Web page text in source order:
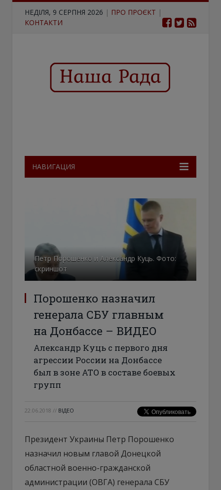
НЕДІЛЯ, 9 СЕРПНЯ 2026 | ПРО ПРОЄКТ |
КОНТАКТИ
НАВИГАЦИЯ
Петр Порошенко и Александр Куць. Фото:
скриншот
Порошенко назначил
генерала СБУ главным
на Донбассе – ВИДЕО
Александр Куць с первого дня
агрессии России на Донбассе
был в зоне АТО в составе боевых
групп
22.06.2018 // ВІДЕО
Президент Украины Петр Порошенко
назначил новым главой Донецкой
областной военно-гражданской
администрации (ОВГА) генерала СБУ